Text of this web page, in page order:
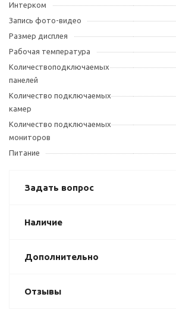
Интерком
Запись фото-видео
Размер дисплея
Рабочая температура
Количествоподключаемых
панелей
Количество подключаемых
камер
Количество подключаемых
мониторов
Питание
Задать вопрос
Наличие
Дополнительно
Отзывы